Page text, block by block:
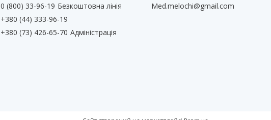
0 (800) 33-96-19 Безкоштовна лінія
+380 (44) 333-96-19
+380 (73) 426-65-70 Адміністрація
Med.melochi@gmail.com